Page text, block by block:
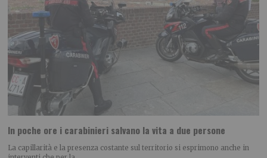
In poche ore i carabinieri salvano la vita a due persone
La capillarità e la presenza costante sul territorio si esprimono anche in